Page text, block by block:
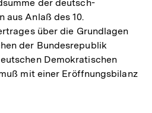
der deutsch-
aus Anlaß des 10.
über die Grundlagen
der Bundesrepublik
Demokratischen
mit einer Eröffnungsbilanz